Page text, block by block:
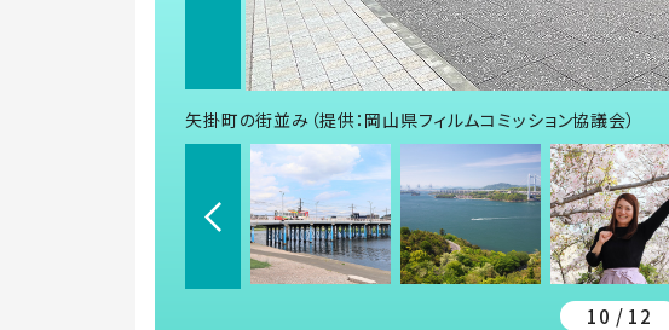
矢掛町の街並み（提供：岡山県フィルムコミッション協議会）
10 / 12